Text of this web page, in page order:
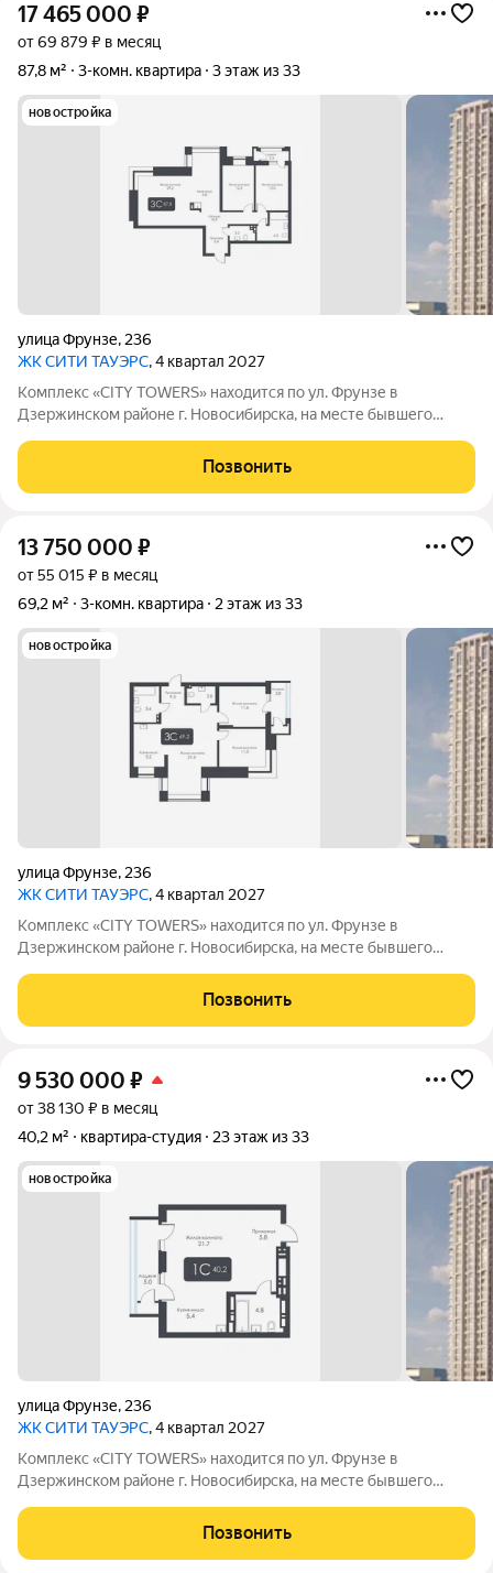
17 465 000 ₽
от 69 879 ₽ в месяц
87,8 м²
3-комн. квартира 3 этаж из 33
новостройка
улица Фрунзе, 236
ЖК CИТИ ТАУЭРС, 4 квартал 2027
Комплекс «CITY TOWERS» находится по ул. Фрунзе в
Дзержинском районе г. Новосибирска, на месте бывшего
представляет замкнутую постройку из трех башен. Две башни
30 этажей и одна 25-этажная
Позвонить
13 750 000 ₽
от 55 015 ₽ в месяц
69,2 м²
3-комн. квартира 2 этаж из 33
новостройка
улица Фрунзе, 236
ЖК CИТИ ТАУЭРС, 4 квартал 2027
Комплекс «CITY TOWERS» находится по ул. Фрунзе в
Дзержинском районе г. Новосибирска, на месте бывшего
представляет замкнутую постройку из трех башен. Две башни
30 этажей и одна 25-этажная
Позвонить
9 530 000 ₽
от 38 130 ₽ в месяц
40,2 м²
квартира-студия 23 этаж из 33
новостройка
улица Фрунзе, 236
ЖК CИТИ ТАУЭРС, 4 квартал 2027
Комплекс «CITY TOWERS» находится по ул. Фрунзе в
Дзержинском районе г. Новосибирска, на месте бывшего
представляет замкнутую постройку из трех башен. Две башни
30 этажей и одна 25-этажная
Позвонить